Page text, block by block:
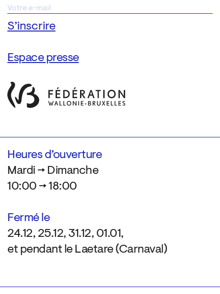
Espace presse
Heures d’ouverture
Mardi → Dimanche
10:00 → 18:00
Fermé le
24.12, 25.12, 31.12, 01.01,
et pendant le Laetare (Carnaval)